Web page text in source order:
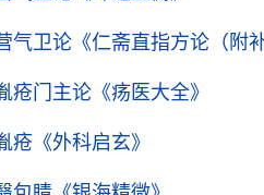
气卫论 《仁斋直指方论（附
疮门主论 《疡医大全》
疮 《外科启玄》